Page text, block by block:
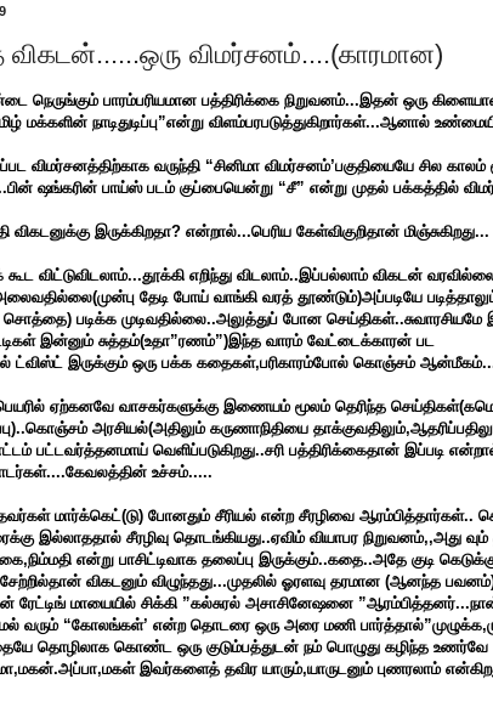
விமர்சனம்....(காரமான)
நெருங்கும் பாரம்பரியமான பத்திரிக்கை நிறுவனம்...இதன் ஒரு
மக்களின் நாடிதுடிப்பு”என்று விளம்பரபடுத்துகிறார்கள்...ஆனால்
விமர்சனத்திற்காக வருந்தி “சினிமா விமர்சனம்’பகுதியையே சில காலம்
ஷங்கரின் பாய்ஸ் படம் குப்பையென்று “சீ” என்று முதல் பக்கத்தில்
இருக்கிறதா? என்றால்...பெரிய கேள்விகுறிதான் மிஞ்சுகிறது...
விட்டுவிடலாம்...தூக்கி எறிந்து விடலாம்..இப்பல்லாம் விகடன்
தேடி போய் வாங்கி வரத் தூண்டும்)அப்படியே
படிக்க முடிவதில்லை..அலுத்துப் போன செய்திகள்..சுவாரசியமே
இன்னும் சுத்தம்(உதா”ரணம்”)இந்த வாரம் வேட்டைக்காரன் பட
ட்விஸ்ட் இருக்கும் ஒரு பக்க கதைகள்,பரிகாரம்போல் கொஞ்சம்
ஏற்கனவே வாசகர்களுக்கு இணையம் மூலம் தெரிந்த
அரசியல்(அதிலும் கருணாநிதியை
பட்டவர்த்தனமாய் வெளிப்படுகிறது..சரி பத்திரிக்கைதான் இப்படி
உச்சம்.....
மார்க்கெட்(டு) போனதும் சீரியல் என்ற சீரழிவை ஆரம்பித்தார்கள்..
இல்லாததால் சீரழிவு தொடங்கியது..ஏவிம் வியாபர நிறுவனம்,,அது வும்
என்று பாசிட்டிவாக தலைப்பு இருக்கும்..கதை..அதே குடி
விகடனும் விழுந்தது...முதலில் ஓரளவு தரமான (ஆனந்த
ரேட்டிங் மாயையில் சிக்கி ”கல்சுரல் அசாசினேஷனை
வரும் “கோலங்கள்’ என்ற தொடரை ஒரு அரை மணி
தொழிலாக கொண்ட ஒரு குடும்பத்துடன் நம் பொழுது கழிந்த உணர்வே
இவர்களைத் தவிர யாரும்,யாருடனும் புணரலாம்